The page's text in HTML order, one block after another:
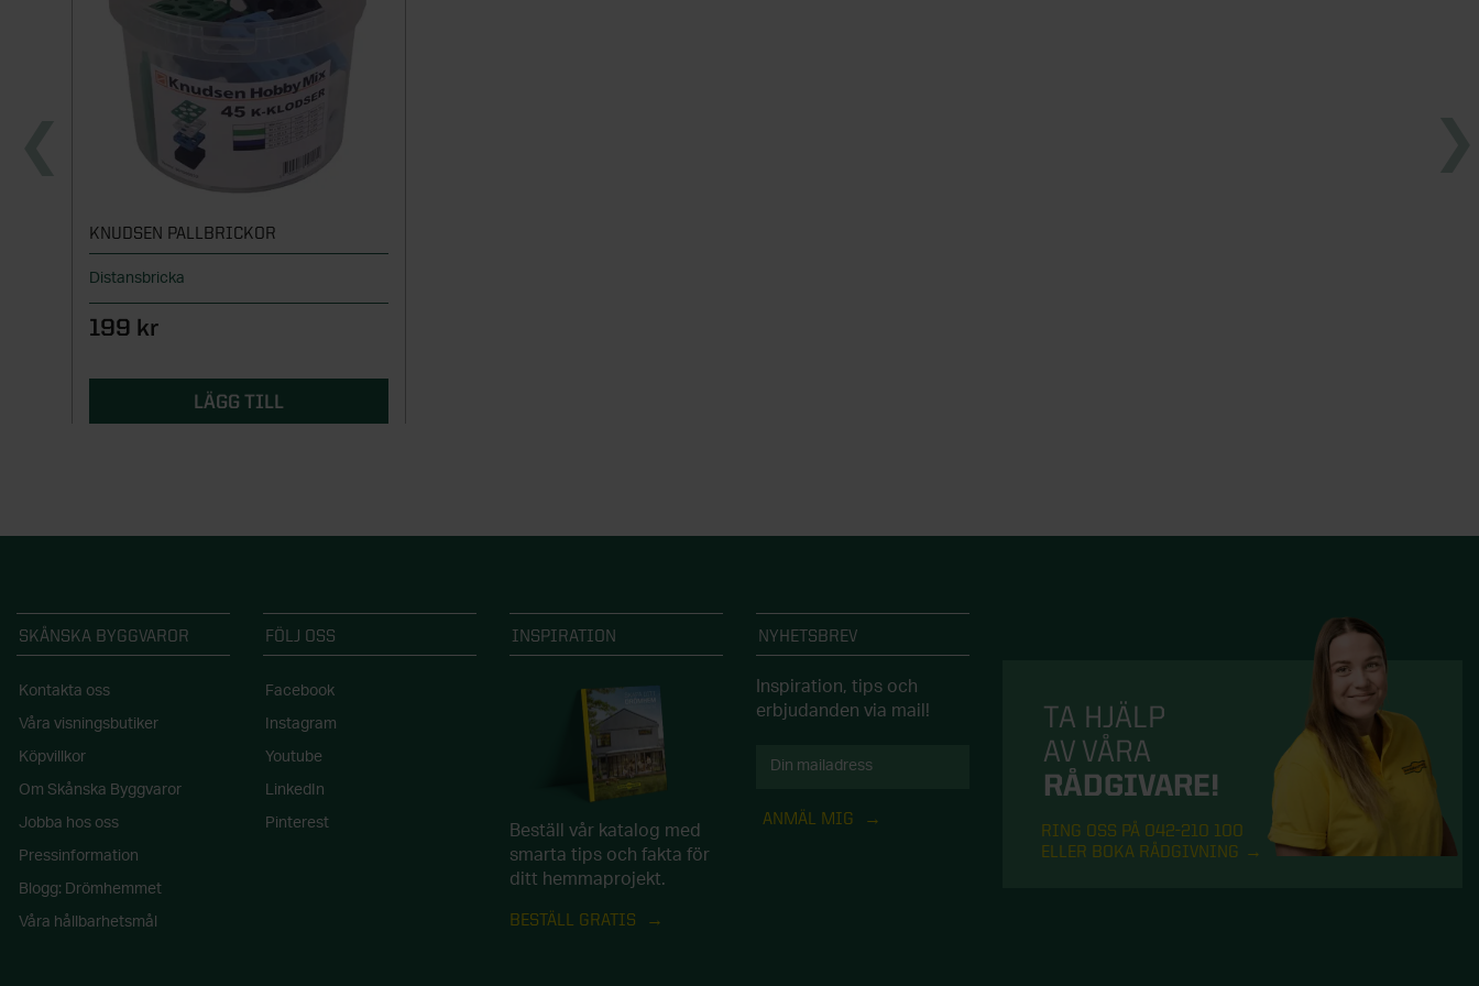
KNUDSEN PALLBRICKOR
Distansbricka
199 kr
LÄGG TILL
SKÅNSKA BYGGVAROR
Kontakta oss
Våra visningsbutiker
Köpvillkor
Om Skånska Byggvaror
Jobba hos oss
Pressinformation
Blogg: Drömhemmet
Våra hållbarhetsmål
FÖLJ OSS
Facebook
Instagram
Youtube
LinkedIn
Pinterest
INSPIRATION
Beställ vår katalog med
smarta tips och fakta för
ditt hemmaprojekt.
BESTÄLL GRATIS
NYHETSBREV
Inspiration, tips och
erbjudanden via mail!
ANMÄL MIG
TA HJÄLP
AV VÅRA
RÅDGIVARE!
RING OSS PÅ 042-210 100
ELLER BOKA RÅDGIVNING